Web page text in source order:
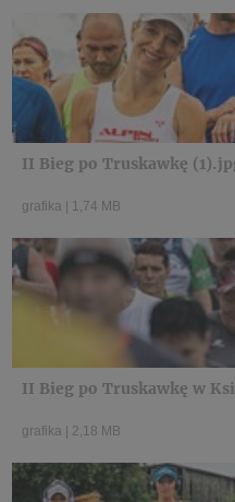
II Bieg po Truskawkę
grafika 1,74 MB
II Bieg po Truskawkę w
grafika 2,18 MB